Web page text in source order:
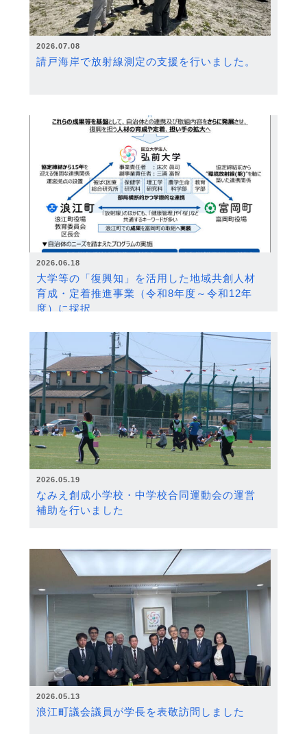
2026.07.08
請戸海岸で放射線測定の支援を行いました。
2026.06.18
大学等の「復興知」を活用した地域共創人材
育成・定着推進事業（令和8年度～令和12年
度）に採択
2026.05.19
なみえ創成小学校・中学校合同運動会の運営
補助を行いました
2026.05.13
浪江町議会議員が学長を表敬訪問しました